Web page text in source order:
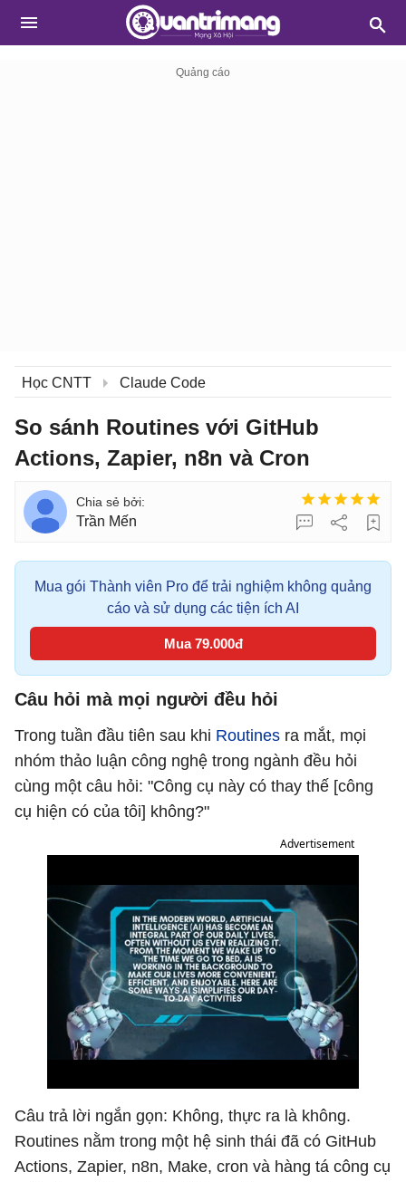
Học CNTT Claude Code
So sánh Routines với GitHub
Actions, Zapier, n8n và Cron
Trần Mến
Mua gói Thành viên Pro để trải nghiệm không quảng
cáo và sử dụng các tiện ích AI
Mua 79.000đ
Câu hỏi mà mọi người đều hỏi
Trong tuần đầu tiên sau khi Routines ra mắt, mọi
nhóm thảo luận công nghệ trong ngành đều hỏi
cùng một câu hỏi: "Công cụ này có thay thế [công
cụ hiện có của tôi] không?"
Advertisement
Câu trả lời ngắn gọn: Không, thực ra là không.
Routines nằm trong một hệ sinh thái đã có GitHub
Actions, Zapier, n8n, Make, cron và hàng tá công cụ